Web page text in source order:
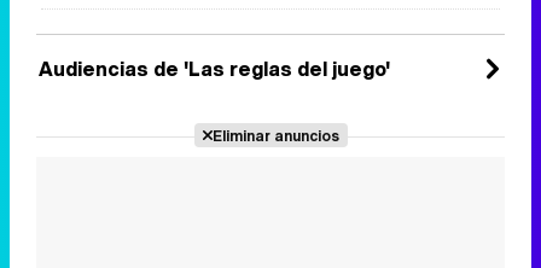
Audiencias de 'Las reglas del juego'
Eliminar anuncios